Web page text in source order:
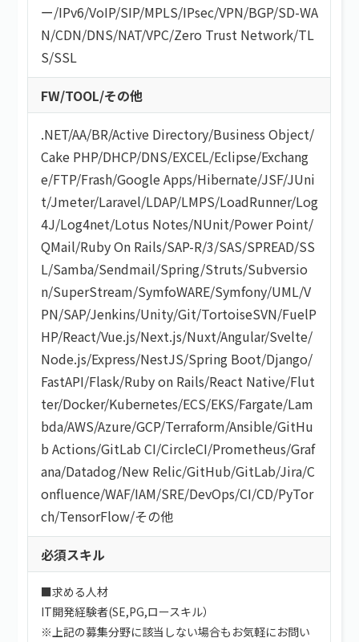
ー/IPv6/VoIP/SIP/MPLS/IPsec/VPN/BGP/SD-WA
N/CDN/DNS/NAT/VPC/Zero Trust Network/TL
S/SSL
FW/TOOL/その他
.NET/AA/BR/Active Directory/Business Object/
Cake PHP/DHCP/DNS/EXCEL/Eclipse/Exchang
e/FTP/Frash/Google Apps/Hibernate/JSF/JUni
t/Jmeter/Laravel/LDAP/LMPS/LoadRunner/Log
4J/Log4net/Lotus Notes/NUnit/Power Point/
QMail/Ruby On Rails/SAP-R/3/SAS/SPREAD/SS
L/Samba/Sendmail/Spring/Struts/Subversio
n/SuperStream/SymfoWARE/Symfony/UML/V
PN/SAP/Jenkins/Unity/Git/TortoiseSVN/FuelP
HP/React/Vue.js/Next.js/Nuxt/Angular/Svelte/
Node.js/Express/NestJS/Spring Boot/Django/
FastAPI/Flask/Ruby on Rails/React Native/Flut
ter/Docker/Kubernetes/ECS/EKS/Fargate/Lam
bda/AWS/Azure/GCP/Terraform/Ansible/GitHu
b Actions/GitLab CI/CircleCI/Prometheus/Graf
ana/Datadog/New Relic/GitHub/GitLab/Jira/C
onfluence/WAF/IAM/SRE/DevOps/CI/CD/PyTor
ch/TensorFlow/その他
必須スキル
■求める人材
IT開発経験者(SE,PG,ロースキル）
※上記の募集分野に該当しない場合もお気軽にお問い